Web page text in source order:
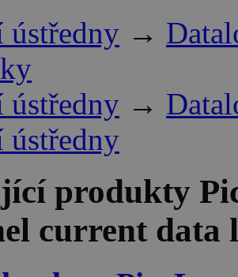
→
→
produkty
current data